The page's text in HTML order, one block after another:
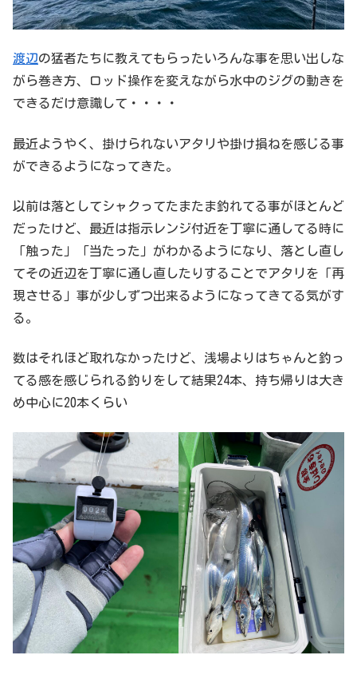
渡辺の猛者たちに教えてもらったいろんな事を思い出しな
がら巻き方、ロッド操作を変えながら水中のジグの動きを
できるだけ意識して・・・・
最近ようやく、掛けられないアタリや掛け損ねを感じる事
ができるようになってきた。
以前は落としてシャクってたまたま釣れてる事がほとんど
だったけど、最近は指示レンジ付近を丁寧に通してる時に
「触った」「当たった」がわかるようになり、落とし直し
てその近辺を丁寧に通し直したりすることでアタリを「再
現させる」事が少しずつ出来るようになってきてる気がす
る。
数はそれほど取れなかったけど、浅場よりはちゃんと釣っ
てる感を感じられる釣りをして結果24本、持ち帰りは大き
め中心に20本くらい